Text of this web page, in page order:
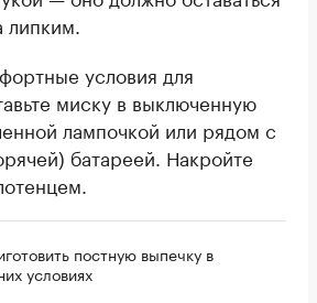
условия для
миску в выключенную
лампочкой или рядом с
батареей. Накройте
постную выпечку в
условиях